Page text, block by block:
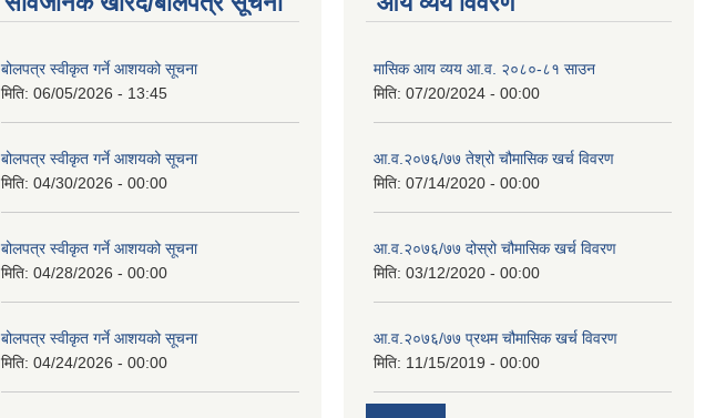
बोलपत्र स्वीकृत गर्ने आशयको सूचना
मिति: 06/05/2026 - 13:45
बोलपत्र स्वीकृत गर्ने आशयको सूचना
मिति: 04/30/2026 - 00:00
बोलपत्र स्वीकृत गर्ने आशयको सूचना
मिति: 04/28/2026 - 00:00
बोलपत्र स्वीकृत गर्ने आशयको सूचना
मिति: 04/24/2026 - 00:00
मासिक आय व्यय आ.व. २०८०-८१ साउन
मिति: 07/20/2024 - 00:00
आ.व.२०७६/७७ तेश्रो चौमासिक खर्च विवरण
मिति: 07/14/2020 - 00:00
आ.व.२०७६/७७ दोस्रो चौमासिक खर्च विवरण
मिति: 03/12/2020 - 00:00
आ.व.२०७६/७७ प्रथम चौमासिक खर्च विवरण
मिति: 11/15/2019 - 00:00